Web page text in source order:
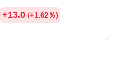
+13.0 (+1.62％)